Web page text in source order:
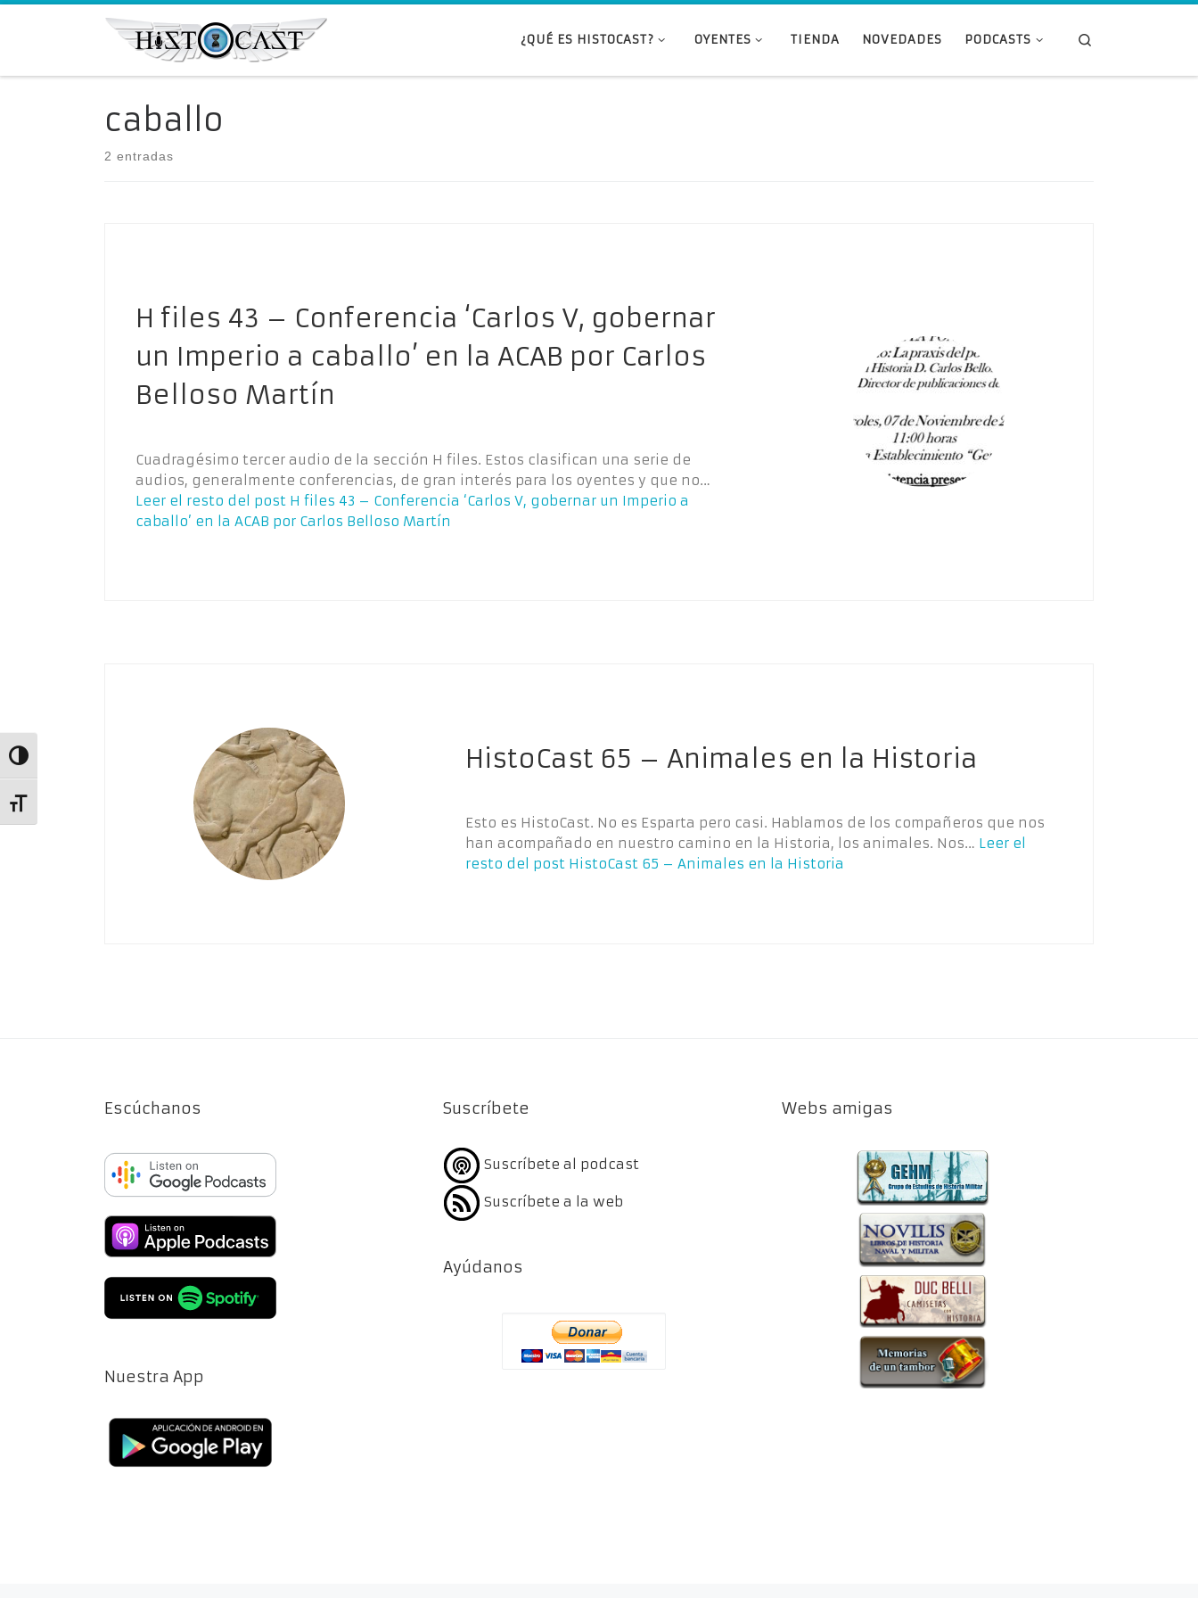
Alternar alto contraste
Alternar tamaño de letra
Saltar al contenido
¿QUÉ ES HISTOCAST? OYENTES TIENDA NOVEDADES PODCASTS
caballo
2 entradas
H files 43 – Conferencia ‘Carlos V, gobernar
un Imperio a caballo’ en la ACAB por Carlos
Belloso Martín
Cuadragésimo tercer audio de la sección H files. Estos clasifican una serie de
audios, generalmente conferencias, de gran interés para los oyentes y que no…
Leer el resto del post H files 43 – Conferencia ‘Carlos V, gobernar un Imperio a
caballo’ en la ACAB por Carlos Belloso Martín
HistoCast 65 – Animales en la Historia
Esto es HistoCast. No es Esparta pero casi. Hablamos de los compañeros que nos
han acompañado en nuestro camino en la Historia, los animales. Nos… Leer el
resto del post HistoCast 65 – Animales en la Historia
Escúchanos
Nuestra App
Suscríbete
Suscríbete al podcast
Suscríbete a la web
Ayúdanos
Webs amigas